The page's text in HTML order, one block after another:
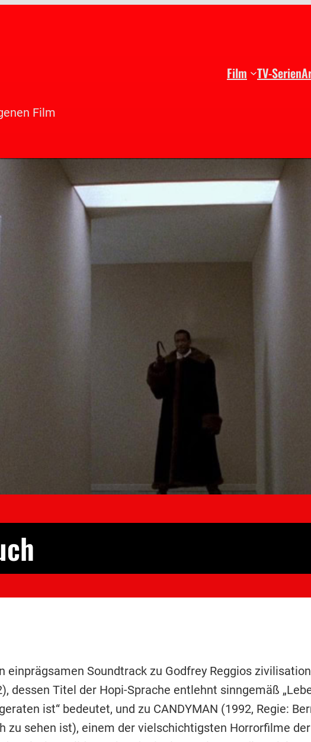
Film
Film TV-Serien
einprägsamen Soundtrack zu Godfrey Reggios
dessen Titel der Hopi-Sprache entlehnt sinngemäß
ist“ bedeutet, und zu CANDYMAN (1992, Regie:
zu sehen ist), einem der vielschichtigsten Horrorfilme